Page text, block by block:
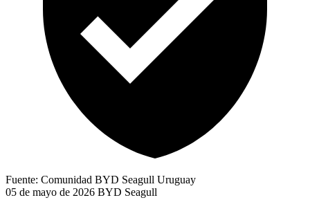
Fuente: Comunidad BYD Seagull Uruguay
05 de mayo de 2026 BYD Seagull